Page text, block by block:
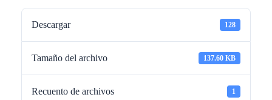
Descargar 128
Tamaño del archivo 137.60 KB
Recuento de archivos 1